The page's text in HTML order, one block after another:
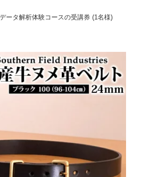
ータ解析体験コースの受講券 (1名様)